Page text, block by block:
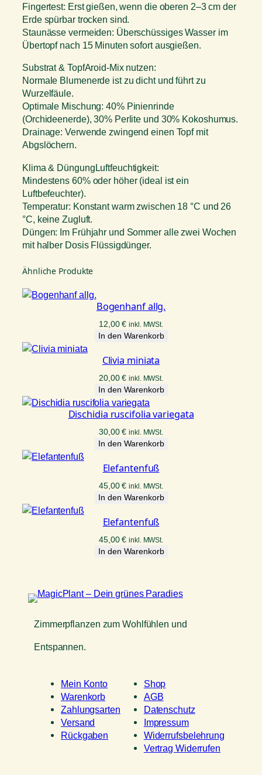
Fingertest: Erst gießen, wenn die oberen 2–3 cm der
Erde spürbar trocken sind.
Staunässe vermeiden: Überschüssiges Wasser im
Übertopf nach 15 Minuten sofort ausgießen.
Substrat & TopfAroid-Mix nutzen:
Normale Blumenerde ist zu dicht und führt zu
Wurzelfäule.
Optimale Mischung: 40% Pinienrinde
(Orchideenerde), 30% Perlite und 30% Kokoshumus.
Drainage: Verwende zwingend einen Topf mit
Abgslöchern.
Klima & DüngungLuftfeuchtigkeit:
Mindestens 60% oder höher (ideal ist ein
Luftbefeuchter).
Temperatur: Konstant warm zwischen 18 °C und 26
°C, keine Zugluft.
Düngen: Im Frühjahr und Sommer alle zwei Wochen
mit halber Dosis Flüssigdünger.
Ähnliche Produkte
Bogenhanf allg.
12,00€ inkl. MWSt.
In den Warenkorb
Clivia miniata
20,00€ inkl. MWSt.
In den Warenkorb
Dischidia ruscifolia variegata
30,00€ inkl. MWSt.
In den Warenkorb
Elefantenfuß
45,00€ inkl. MWSt.
In den Warenkorb
Elefantenfuß
45,00€ inkl. MWSt.
In den Warenkorb
Zimmerpflanzen zum Wohlfühlen und
Entspannen.
Mein Konto
Warenkorb
Zahlungsarten
Versand
Rückgaben
Shop
AGB
Datenschutz
Impressum
Widerrufsbelehrung
Vertrag Widerrufen